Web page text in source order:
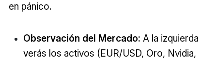
en pánico.
Observación del Mercado: A la izquierda
verás los activos (EUR/USD, Oro, Nvidia,